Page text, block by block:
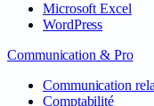
Microsoft Excel
WordPress
Communication & Pro
Communication
Comptabilité